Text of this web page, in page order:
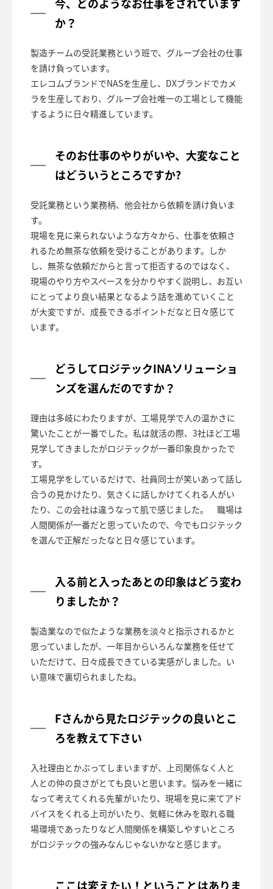
今、どのようなお仕事をされています
か？
製造チームの受託業務という班で、グループ会社の仕事
を請け負っています。
エレコムブランドでNASを生産し、DXブランドでカメ
ラを生産しており、グループ会社唯一の工場として機能
するように日々精進しています。
そのお仕事のやりがいや、大変なこと
はどういうところですか?
受託業務という業務柄、他会社から依頼を請け負いま
す。
現場を見に来られないような方々から、仕事を依頼さ
れるため無茶な依頼を受けることがあります。しか
し、無茶な依頼だからと言って拒否するのではなく、
現場のやり方やスペースを分かりやすく説明し、お互い
にとってより良い結果となるよう話を進めていくこと
が大変ですが、成長できるポイントだなと日々感じて
います。
どうしてロジテックINAソリューショ
ンズを選んだのですか？
理由は多岐にわたりますが、工場見学で人の温かさに
驚いたことが一番でした。私は就活の際、3社ほど工場
見学してきましたがロジテックが一番印象良かったで
す。
工場見学をしているだけで、社員同士が笑いあって話し
合うの見かけたり、気さくに話しかけてくれる人がい
たり、この会社は違うなって肌で感じました。 職場は
人間関係が一番だと思っていたので、今でもロジテック
を選んで正解だったなと日々感じています。
入る前と入ったあとの印象はどう変わ
りましたか？
製造業なので似たような業務を淡々と指示されるかと
思っていましたが、一年目からいろんな業務を任せて
いただけて、日々成長できている実感がしました。い
い意味で裏切られましたね。
Fさんから見たロジテックの良いとこ
ろを教えて下さい
入社理由とかぶってしまいますが、上司関係なく人と
人との仲の良さがとても良いと思います。悩みを一緒に
なって考えてくれる先輩がいたり、現場を見に来てアド
バイスをくれる上司がいたり、気軽に休みを取れる職
場環境であったりなど人間関係を構築しやすいところ
がロジテックの強みなんじゃないかなと感じます。
ここは変えたい！ということはありま